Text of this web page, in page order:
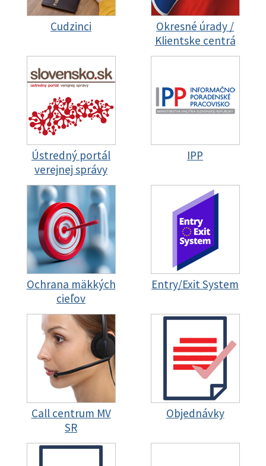
Cudzinci
Okresné úrady /
Klientske centrá
Ústredný portál
verejnej správy
IPP
Ochrana mäkkých
cieľov
Entry/Exit System
Call centrum MV
SR
Objednávky